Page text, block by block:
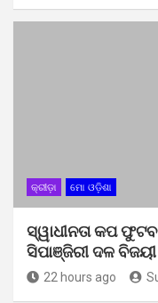
କ୍ରୀଡ଼ା ମୋ ଓଡ଼ିଶା
ସ୍ୱାଧୀନତା କପ
ସିପାଞ୍ଜିରୀ ଦଳ ବିଜୟୀ
22 hours ago